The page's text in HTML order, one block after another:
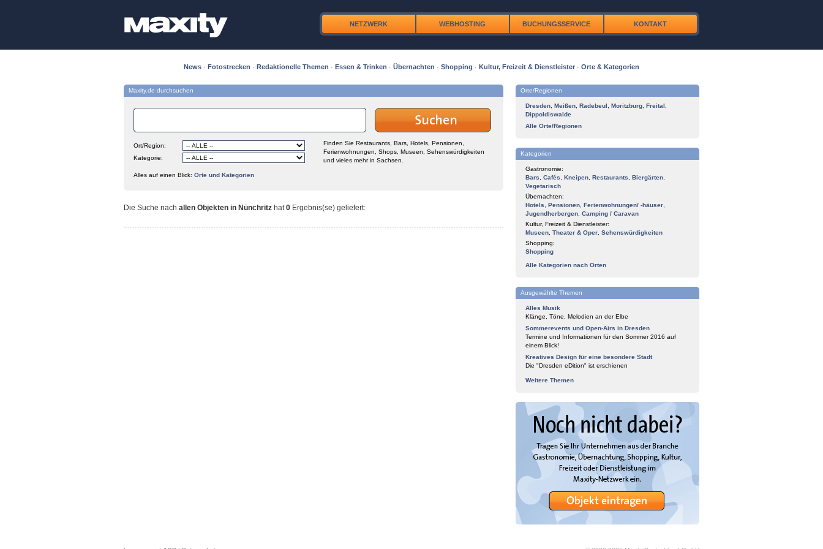
NETZWERK WEBHOSTING BUCHUNGSSERVICE KONTAKT
News · Fotostrecken · Redaktionelle Themen · Essen & Trinken · Übernachten · Shopping · Kultur, Freizeit & Dienstleister · Orte & Kategorien
Maxity.de durchsuchen
Ort/Region:
Kategorie:
Finden Sie Restaurants, Bars, Hotels, Pensionen,
Ferienwohnungen, Shops, Museen, Sehenswürdigkeiten
und vieles mehr in Sachsen.
Alles auf einen Blick: Orte und Kategorien
Die Suche nach allen Objekten in Nünchritz hat0 Ergebnis(se) geliefert:
Orte/Regionen
Dresden Meißen Radebeul Moritzburg Freital
Dippoldiswalde
Alle Orte/Regionen
Kategorien
Gastronomie:
Bars
Cafés Kneipen Restaurants Biergärten
Vegetarisch
Übernachten:
Hotels
Pensionen Ferienwohnungen/ -häuser
Jugendherbergen Camping / Caravan
Kultur, Freizeit & Dienstleister:
Museen Theater & Oper Sehenswürdigkeiten
Shopping:
Shopping
Alle Kategorien nach Orten
Ausgewählte Themen
Alles Musik
Klänge, Töne, Melodien an der Elbe
Sommerevents und Open-Airs in Dresden
Termine und Informationen für den Sommer 2016 auf
einem Blick!
Kreatives Design für eine besondere Stadt
Die "Dresden eDition" ist erschienen
Weitere Themen